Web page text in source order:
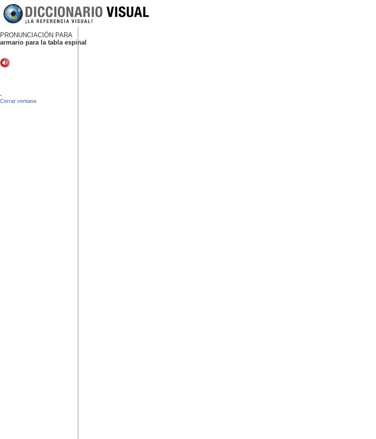
PRONUNCIACIÓN PARA
armario para la tabla espinal
-
Cerrar ventana